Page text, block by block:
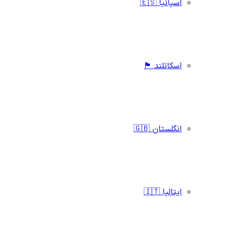
اسپانیا 🇪🇸
اسکاتلند 🏴󠁧󠁢󠁳󠁣󠁴󠁿
انگلستان 🇬🇧
ایتالیا 🇮🇹